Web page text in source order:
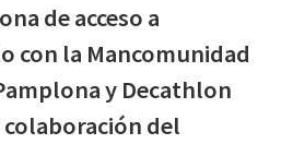
de acceso a
con la Mancomunidad
y Decathlon
colaboración del